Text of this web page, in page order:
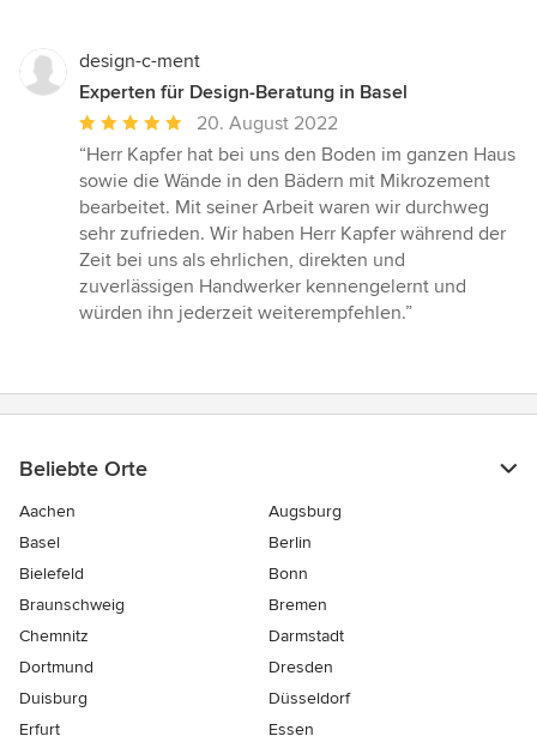
design-c-ment
Experten für Design-Beratung in Basel
Durchschnittliche
Bewertung:
5
von
5
Sternen
20. August 2022
“Herr Kapfer hat bei uns den Boden im ganzen Haus
sowie die Wände in den Bädern mit Mikrozement
bearbeitet. Mit seiner Arbeit waren wir durchweg
sehr zufrieden. Wir haben Herr Kapfer während der
Zeit bei uns als ehrlichen, direkten und
zuverlässigen Handwerker kennengelernt und
würden ihn jederzeit weiterempfehlen.”
Beliebte Orte
Aachen
Augsburg
Basel
Berlin
Bielefeld
Bonn
Braunschweig
Bremen
Chemnitz
Darmstadt
Dortmund
Dresden
Duisburg
Düsseldorf
Erfurt
Essen